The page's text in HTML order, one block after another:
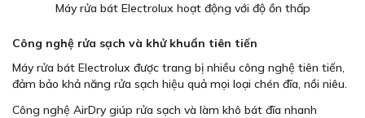
Máy rửa bát Electrolux hoạt động với độ ồn thấp
Công nghệ rửa sạch và khử khuẩn tiên tiến
Máy rửa bát Electrolux được trang bị nhiều công nghệ tiên tiến,
đảm bảo khả năng rửa sạch hiệu quả mọi loại chén đĩa, nồi niêu.
Công nghệ AirDry giúp rửa sạch và làm khô bát đĩa nhanh